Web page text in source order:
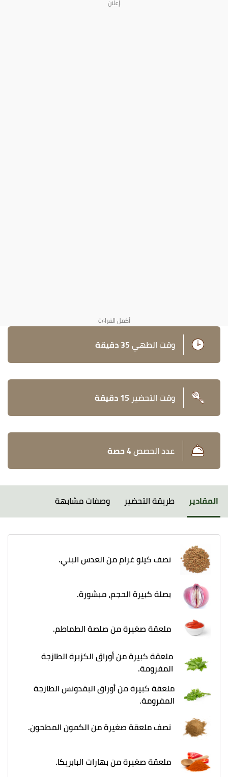
وقت الطهي35 دقيقة
وقت التحضير 15 دقيقة
عدد الحصص4 حصة
المقادير طريقة التحضير وصفات مشابهة
نصف كيلو غرام من العدس البني.
بصلة كبيرة الحجم، مبشورة.
ملعقة صغيرة من صلصة الطماطم.
ملعقة كبيرة من أوراق الكزبرة الطازجة
المفرومة.
ملعقة كبيرة من أوراق البقدونس الطازجة
المفرومة.
نصف ملعقة صغيرة من الكمون المطحون.
ملعقة صغيرة من بهارات البابريكا.